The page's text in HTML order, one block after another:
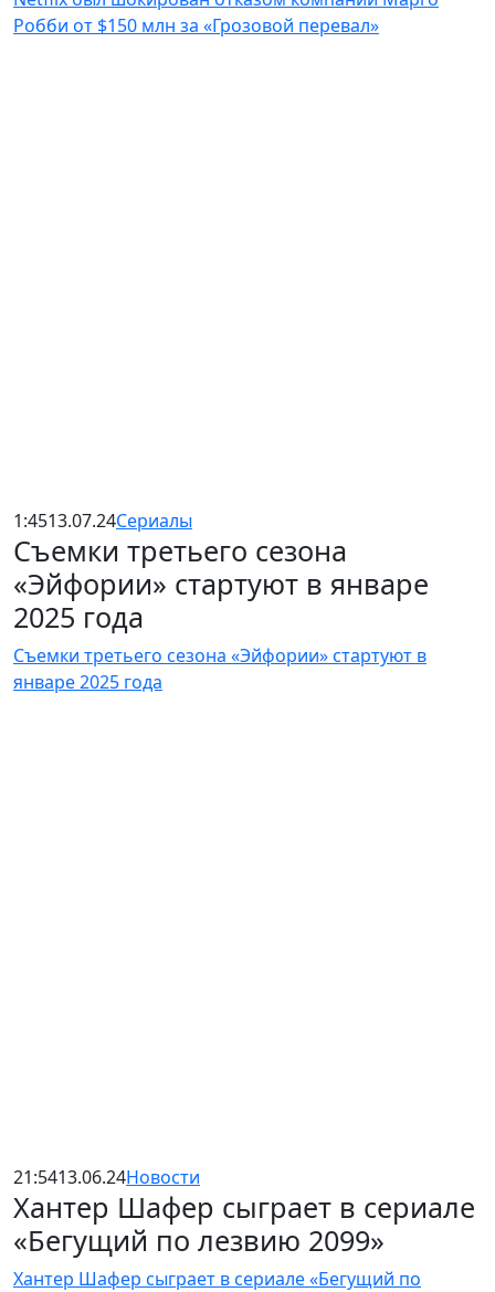
Робби от $150 млн за «Грозовой перевал»
1:4513.07.24Сериалы
Съемки третьего сезона
«Эйфории» стартуют в январе
2025 года
Съемки третьего сезона «Эйфории» стартуют в
январе 2025 года
21:5413.06.24Новости
Хантер Шафер сыграет в сериале
«Бегущий по лезвию 2099»
Хантер Шафер сыграет в сериале «Бегущий по